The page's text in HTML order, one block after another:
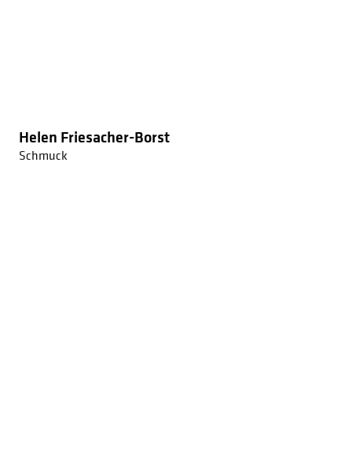
Helen Friesacher-Borst
Schmuck